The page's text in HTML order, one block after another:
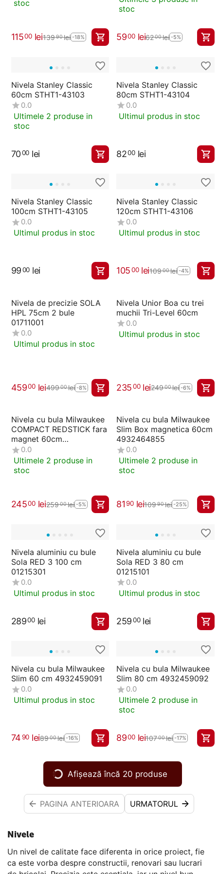
Nivele
Un nivel de calitate face diferenta in orice proiect, fie
ca este vorba despre constructii, renovari sau lucrari
stoc
11500 lei13990lei -18%
stoc
5900 lei6200lei -5%
Nivela Stanley Classic
60cm STHT1-43103
0.0
Ultimele 2 produse in
stoc
7000 lei
Nivela Stanley Classic
80cm STHT1-43104
0.0
Ultimul produs in stoc
8200 lei
Nivela Stanley Classic
100cm STHT1-43105
0.0
Ultimul produs in stoc
9900 lei
Nivela Stanley Classic
120cm STHT1-43106
0.0
Ultimul produs in stoc
10500 lei10900lei -4%
Nivela de precizie SOLA
HPL 75cm 2 bule
01711001
0.0
Ultimul produs in stoc
45900 lei49900lei -8%
Nivela Unior Boa cu trei
muchii Tri-Level 60cm
0.0
Ultimul produs in stoc
23500 lei24900lei -6%
Nivela cu bula Milwaukee
COMPACT REDSTICK fara
magnet 60cm
4932459080
0.0
Ultimele 2 produse in
stoc
24500 lei25900lei -5%
Nivela cu bula Milwaukee
Slim Box magnetica 60cm
4932464855
0.0
Ultimele 2 produse in
stoc
81 90 lei10990lei -25%
Nivela aluminiu cu bule
Sola RED 3 100 cm
01215301
0.0
Ultimul produs in stoc
28900 lei
Nivela aluminiu cu bule
Sola RED 3 80 cm
01215101
0.0
Ultimul produs in stoc
25900 lei
Nivela cu bula Milwaukee
Slim 60 cm 4932459091
0.0
Ultimul produs in stoc
74 90 lei8900lei -16%
Nivela cu bula Milwaukee
Slim 80 cm 4932459092
0.0
Ultimele 2 produse in
stoc
8900 lei10700lei -17%
Afișează încă 20 produse
PAGINA ANTERIOARA URMATORUL